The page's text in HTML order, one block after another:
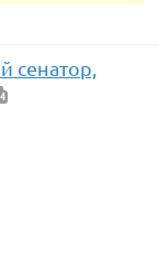
сенатор,
4